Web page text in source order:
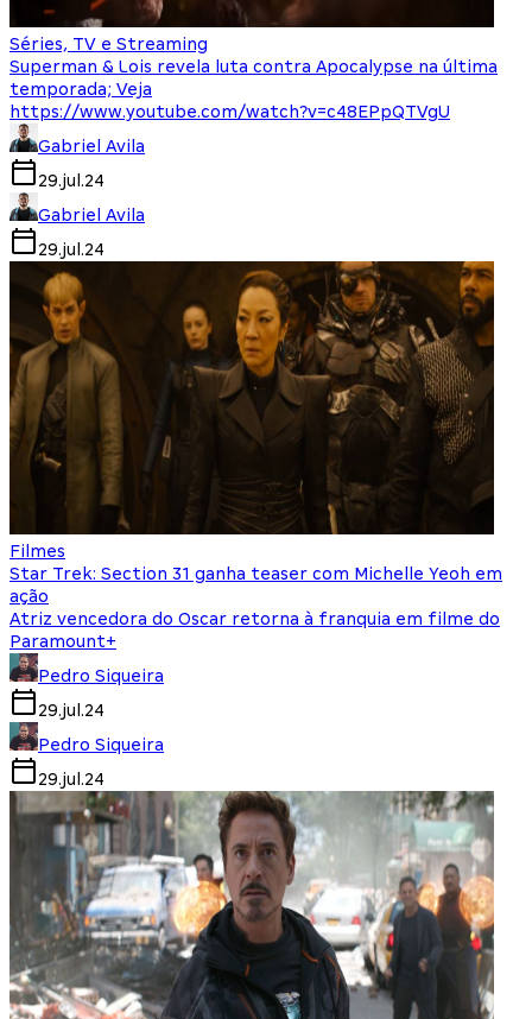
Séries, TV e Streaming
Superman & Lois revela luta contra Apocalypse na última
temporada; Veja
https://www.youtube.com/watch?v=c48EPpQTVgU
Gabriel Avila
29.jul.24
Gabriel Avila
29.jul.24
Filmes
Star Trek: Section 31 ganha teaser com Michelle Yeoh em
ação
Atriz vencedora do Oscar retorna à franquia em filme do
Paramount+
Pedro Siqueira
29.jul.24
Pedro Siqueira
29.jul.24